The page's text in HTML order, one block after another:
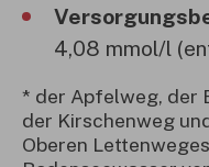
4,08 mmol/l
* der Apfelweg, der
der Kirschenweg
Oberen